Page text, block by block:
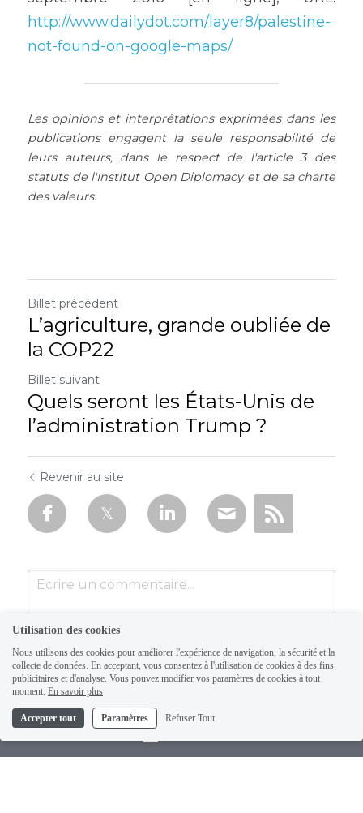
http://www.dailydot.com/layer8/palestine-
not-found-on-google-maps/
Les opinions et interprétations exprimées dans les
publications engagent la seule responsabilité de
leurs auteurs, dans le respect de l'article 3 des
statuts de l'Institut Open Diplomacy et de sa charte
des valeurs.
Billet précédent
L’agriculture, grande oubliée de
la COP22
Billet suivant
Quels seront les États-Unis de
l’administration Trump ?
Revenir au site
Soumettre Annuler
Utilisation des cookies
Nous utilisons des cookies pour améliorer l'expérience de navigation, la sécurité et la
collecte de données. En acceptant, vous consentez à l'utilisation de cookies à des fins
publicitaires et d'analyse. Vous pouvez modifier vos paramètres de cookies à tout
moment. En savoir plus
Accepter tout Paramètres Refuser Tout